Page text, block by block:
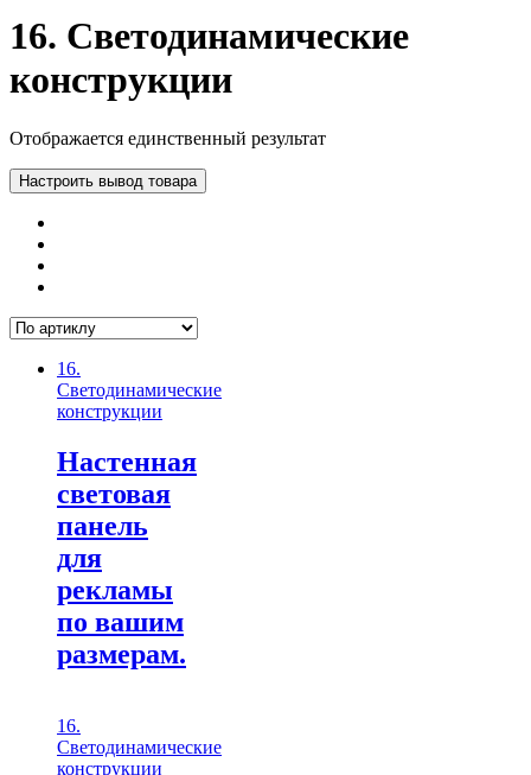
16. Светодинамические
конструкции
Отображается единственный результат
Настроить вывод товара
16.
Светодинамические
конструкции
Настенная
световая
панель
для
рекламы
по вашим
размерам.
16.
Светодинамические
конструкции